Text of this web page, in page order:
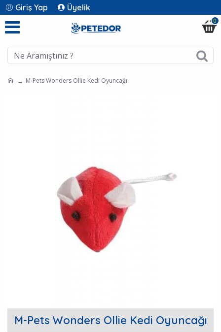
Giriş Yap Üyelik
0
M-Pets Wonders Ollie Kedi Oyuncağı
M-Pets Wonders Ollie Kedi Oyuncağı